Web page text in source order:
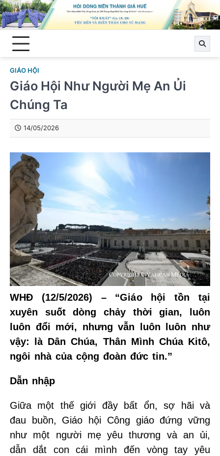
Skip
to
content
GIÁO HỘI
Giáo Hội Như Người Mẹ An Ủi
Chúng Ta
14/05/2026
WHĐ (12/5/2026) – “Giáo hội tồn tại
xuyên suốt dòng chảy thời gian, luôn
luôn đổi mới, nhưng vẫn luôn luôn như
vậy: là Dân Chúa, Thân Mình Chúa Kitô,
ngôi nhà của cộng đoàn đức tin.”
Dẫn nhập
Giữa một thế giới đầy bất ổn, sợ hãi và
đau buồn, Giáo hội Công giáo đứng vững
như một người mẹ yêu thương và an ủi,
dẫn dắt con cái mình đến vòng tay yêu